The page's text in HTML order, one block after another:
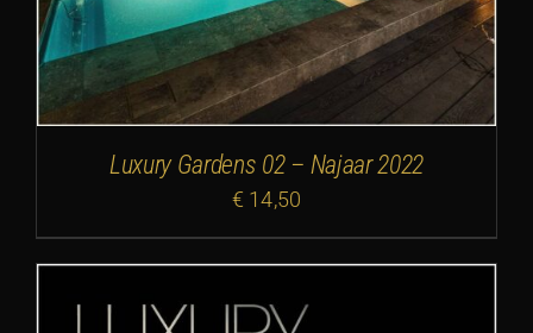
Luxury Gardens 02 – Najaar 2022
€ 14,50